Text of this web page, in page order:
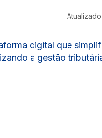
Atualizado
digital que
a gestão